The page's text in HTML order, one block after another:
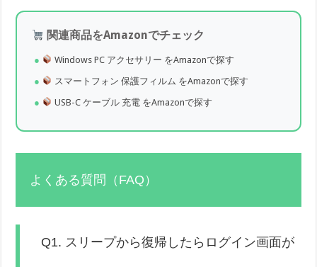
関連商品をAmazonでチェック
Windows PC アクセサリー をAmazonで探す
スマートフォン 保護フィルム をAmazonで探す
USB-C ケーブル 充電 をAmazonで探す
よくある質問（FAQ）
Q1. スリープから復帰したらログイン画面が